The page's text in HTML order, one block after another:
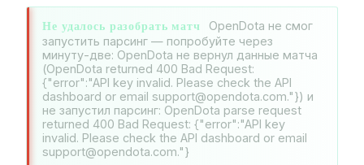
Не удалось разобрать матч
OpenDota не смог
запустить парсинг — попробуйте через
минуту-две: OpenDota не вернул данные матча
(OpenDota returned 400 Bad Request:
{"error":"API key invalid. Please check the API
dashboard or email support@opendota.com."}) и
не запустил парсинг: OpenDota parse request
returned 400 Bad Request: {"error":"API key
invalid. Please check the API dashboard or email
support@opendota.com."}